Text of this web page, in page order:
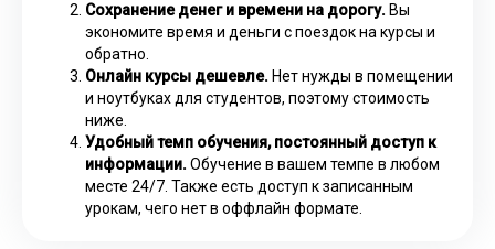
Сохранение денег и времени на дорогу. Вы
экономите время и деньги с поездок на курсы и
обратно.
Онлайн курсы дешевле. Нет нужды в помещении
и ноутбуках для студентов, поэтому стоимость
ниже.
Удобный темп обучения, постоянный доступ к
информации. Обучение в вашем темпе в любом
месте 24/7. Также есть доступ к записанным
урокам, чего нет в оффлайн формате.